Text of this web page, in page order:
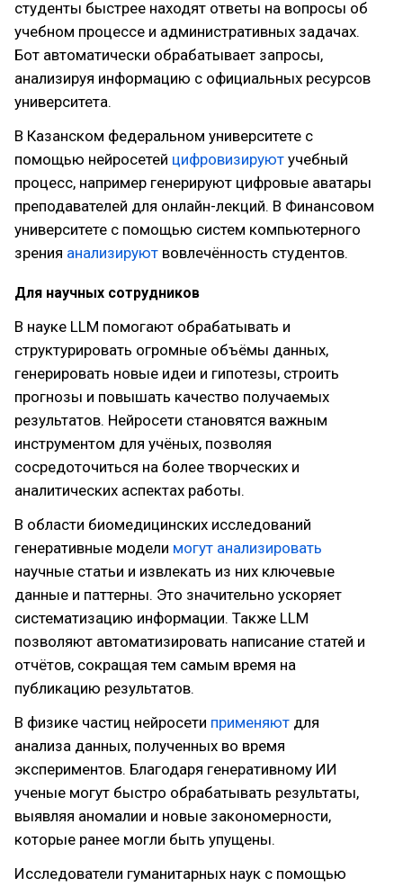
студенты быстрее находят ответы на вопросы об
учебном процессе и административных задачах.
Бот автоматически обрабатывает запросы,
анализируя информацию с официальных ресурсов
университета.
В Казанском федеральном университете с
помощью нейросетей цифровизируют учебный
процесс, например генерируют цифровые аватары
преподавателей для онлайн-лекций. В Финансовом
университете с помощью систем компьютерного
зрения анализируют вовлечённость студентов.
Для научных сотрудников
В науке LLM помогают обрабатывать и
структурировать огромные объёмы данных,
генерировать новые идеи и гипотезы, строить
прогнозы и повышать качество получаемых
результатов. Нейросети становятся важным
инструментом для учёных, позволяя
сосредоточиться на более творческих и
аналитических аспектах работы.
В области биомедицинских исследований
генеративные модели могут анализировать
научные статьи и извлекать из них ключевые
данные и паттерны. Это значительно ускоряет
систематизацию информации. Также LLM
позволяют автоматизировать написание статей и
отчётов, сокращая тем самым время на
публикацию результатов.
В физике частиц нейросети применяют для
анализа данных, полученных во время
экспериментов. Благодаря генеративному ИИ
ученые могут быстро обрабатывать результаты,
выявляя аномалии и новые закономерности,
которые ранее могли быть упущены.
Исследователи гуманитарных наук с помощью